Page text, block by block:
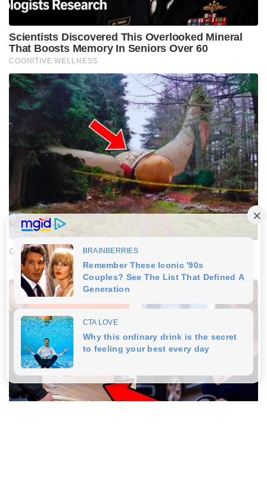
Scientists Discovered This Overlooked Mineral
That Boosts Memory In Seniors Over 60
COGNITIVE WELLNESS
Giant Object Found In Forest Stuns Scientists
BUZZDAY